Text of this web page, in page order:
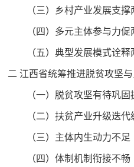
（三）乡村产业发展支撑
（四）多元主体参与力促
（五）典型发展模式诠释
二 江西省统筹推进脱贫攻坚
（一）脱贫攻坚有待巩固
（二）扶贫产业升级迭代
（三）主体内生动力不足
（四）体制机制衔接不畅